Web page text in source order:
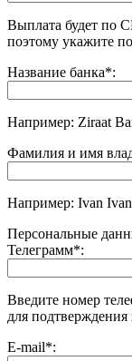
Выплата будет по
поэтому укажите
Название банка*:
Например: Ziraat
Фамилия и имя
Например: Ivan
Персональные
Телеграмм*:
Введите номер
для
E-mail*: